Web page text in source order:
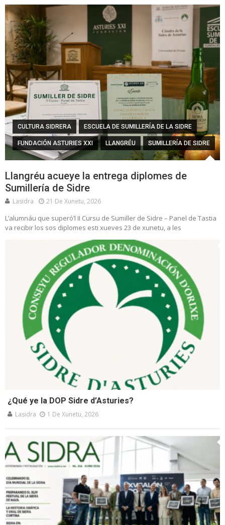
CULTURA SIDRERA ESCUELA DE SUMILLERÍA DE LA SIDRE
FUNDACIÓN ASTURIES XXI LLANGRÉU SUMILLERÍA DE SIDRE
Llangréu acueye la entrega diplomes de
Sumillería de Sidre
Lasidra 21 De Xunetu, 2026
L’alumnáu que superó’l II Cursu de Sumiller de Sidre – Panel de Tastia
va recibir los sos diplomes esti xueves 23 de xunetu, a les
¿Qué ye la DOP Sidre d’Asturies?
Lasidra 1 De Xunetu, 2026